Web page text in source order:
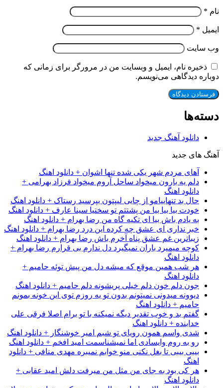
نام *
ایمیل *
وب‌ سایت
ذخیره نام، ایمیل و وبسایت من در مرورگر برای زمانی که
دوباره دیدگاهی می‌نویسم.
دسته‌ها
دانلود آهنگ جدید
آهنگ های جدید
آهای مردم شهر یکی شده تنها اشوان + دانلود اهنگ
دلم یه بارون میخواد ساحل آروم میخواد فرزاد بهرامی +
دانلود اهنگ
حال بد تنهاییامو از چایی لیپتون بپرسید رستاک + دانلود اهنگ
خودت بیا بیا بیا من پشتتم تو سختیا سینا عارف + دانلود اهنگ
به یادم باش بیا ای تکیه گاه من رضا بهرام + دانلود اهنگ
خبر نداری ای عشق چه کرده این درد رضا بهرام + دانلود اهنگ
زیباترین غم عشق پناه آخرم باش رضا بهرام + دانلود اهنگ
کوچه میمیرد باران نمیگیرد دل ندارم بی قرارم رضا بهرام +
دانلود اهنگ
هر شب همین موقع که میشه دل من پیش توئه حامیم +
دانلود اهنگ
جون دلم خون دلم خیلی پریشونه دلم حامیم + دانلود اهنگ
دیوونه میدونی نمیتونم بدون تو یه روزم توی این خونه بمونم
حامیم + دانلود اهنگ
گفتم بد و خوب تقدیر دیگه نمیکنه با تو برام اصلا فرقی علی
خدابنده + دانلود اهنگ
شدی واسم همون رویای تو شبم امیر خوشنگار + دانلود اهنگ
رو به روم وایسادی اما نمیشناسمت امید افخم + دانلود اهنگ
بیبی بیبی تا بغل نکنی منو خوابم نمیبره مهدی منافی + دانلود
اهنگ
هر کی بود به جای من مثل من میرفت دلش امید عقابی +
دانلود اهنگ